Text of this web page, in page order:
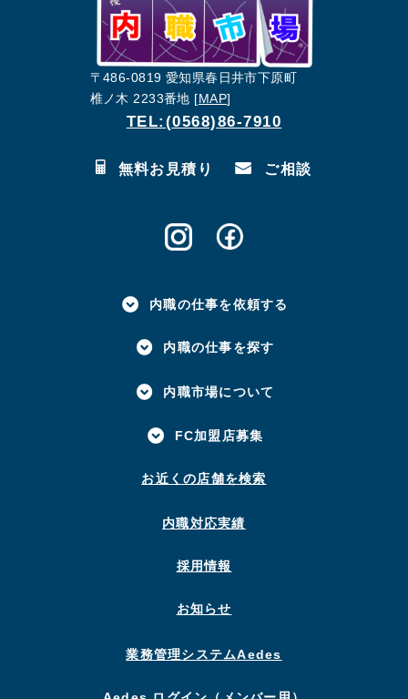
〒486-0819 愛知県春日井市下原町
椎ノ木 2233番地 [MAP]
TEL:(0568)86-7910
無料お見積り ご相談
内職の仕事を依頼する
内職の仕事を探す
内職市場について
FC加盟店募集
お近くの店舗を検索
内職対応実績
採用情報
お知らせ
業務管理システムAedes